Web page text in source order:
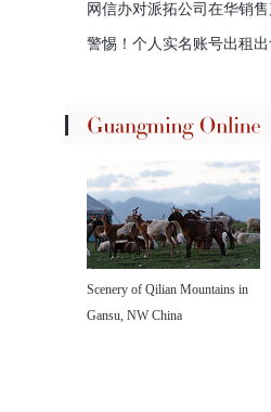
网信办对派拓公司在华销
警惕！个人实名账号出租
Scenery of Qilian Mountains in
Gansu, NW China